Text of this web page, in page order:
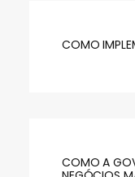
COMO
COMO A